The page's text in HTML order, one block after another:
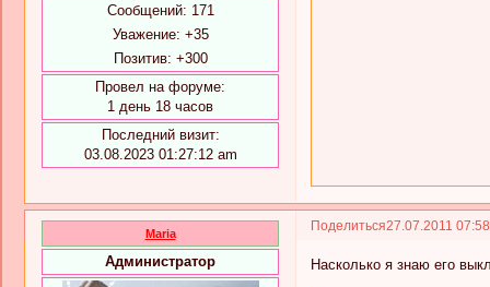
Сообщений: 171
Уважение: +35
Позитив: +300
Провел на форуме:
1 день 18 часов
Последний визит:
03.08.2023 01:27:12 am
Поделиться27.07.2011
Maria
Администратор
Насколько я знаю его